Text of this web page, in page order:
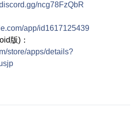
ncg78FzQbR
app/id1617125439
版)：
store/apps/details?